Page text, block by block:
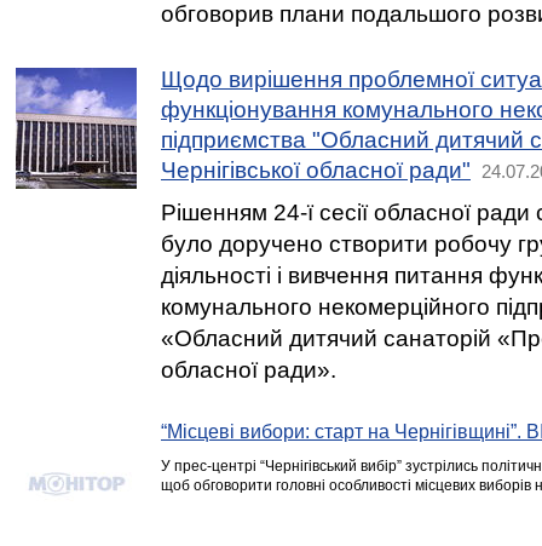
обговорив плани подальшого
Щодо вирішення проблемної
функціонування комунального
підприємства "Обласний дитячий
Чернігівської обласної ради"
Рішенням 24-ї сесії обласної
було доручено створити робочу
діяльності і вивчення питання
комунального некомерційного
«Обласний дитячий санаторій
обласної ради».
“Місцеві вибори: старт на Чернігівщині”.
У прес-центрі “Чернігівський вибір” зустрілись
щоб обговорити головні особливості місцевих виборів